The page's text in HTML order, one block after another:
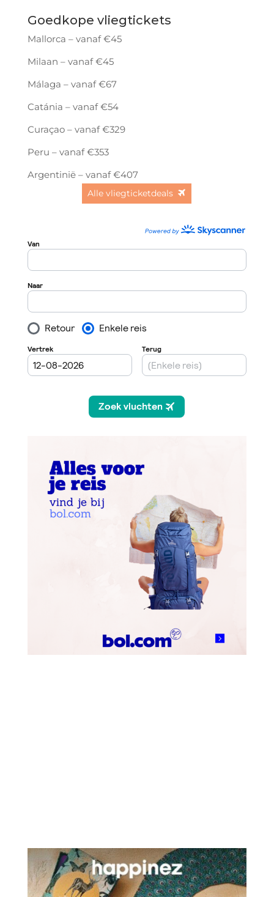
Goedkope vliegtickets
Mallorca – vanaf €45
Milaan – vanaf €45
Málaga – vanaf €67
Catánia – vanaf €54
Curaçao – vanaf €329
Peru – vanaf €353
Argentinië – vanaf €407
Alle vliegticketdeals